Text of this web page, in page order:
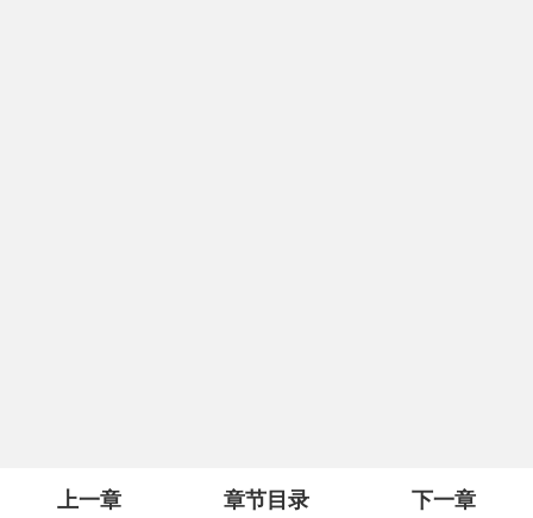
上一章 章节目录 下一章